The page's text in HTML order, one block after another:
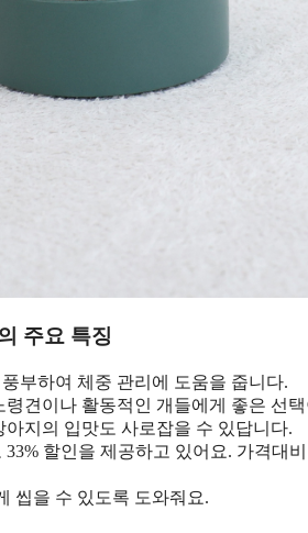
주요 특징
부하여 체중 관리에 도움을 줍니다.
견이나 활동적인 개들에게 좋은 선
지의 입맛도 사로잡을 수 있답니다.
할인을 제공하고 있어요. 가격대
씹을 수 있도록 도와줘요.